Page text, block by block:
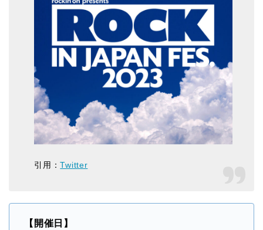
引用：Twitter
【開催日】